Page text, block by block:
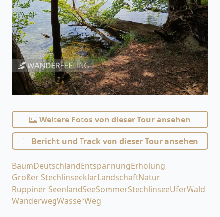
Weitere Fotos von dieser Tour ansehen
Bericht und Track von dieser Tour ansehen
BaumDeutschlandEntspannungErholung
Großer StechlinseeklarLandschaftNatur
Ruppiner SeenlandSeeSommerStechlinseeUferWald
WanderwegWasserWeg